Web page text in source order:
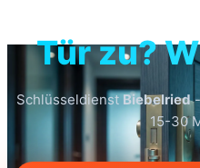
Tür zu?
Schlüsseldienst Biebelried-
15-30